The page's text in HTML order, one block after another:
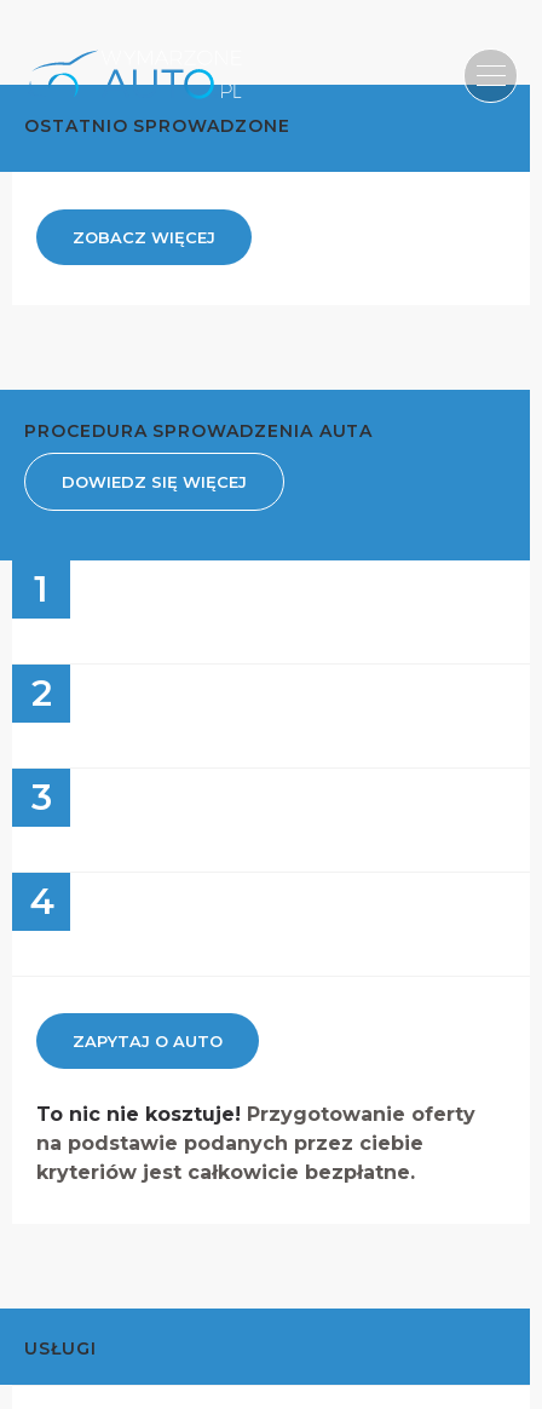
OSTATNIO SPROWADZONE
ZOBACZ WIĘCEJ
PROCEDURA SPROWADZENIA AUTA
DOWIEDZ SIĘ WIĘCEJ
1
2
3
4
ZAPYTAJ O AUTO
To nic nie kosztuje! Przygotowanie oferty
na podstawie podanych przez ciebie
kryteriów jest całkowicie bezpłatne.
USŁUGI